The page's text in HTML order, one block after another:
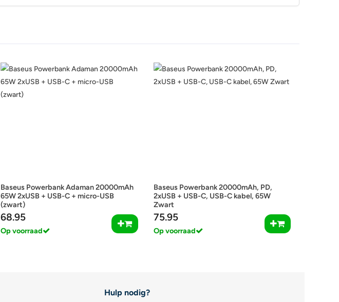
Baseus Powerbank Adaman 20000mAh
65W 2xUSB + USB-C + micro-USB
(zwart)
68.95
Op voorraad
Baseus Powerbank 20000mAh, PD,
2xUSB + USB-C, USB-C kabel, 65W
Zwart
75.95
Op voorraad
Hulp nodig?